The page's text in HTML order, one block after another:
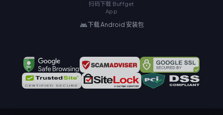
扫码下载 Buffget
App
下载 Android 安装包